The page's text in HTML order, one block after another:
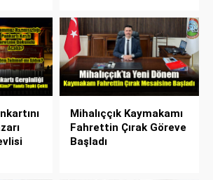
Mihalıççık Kaymakamı
Fahrettin Çırak Göreve
Başladı